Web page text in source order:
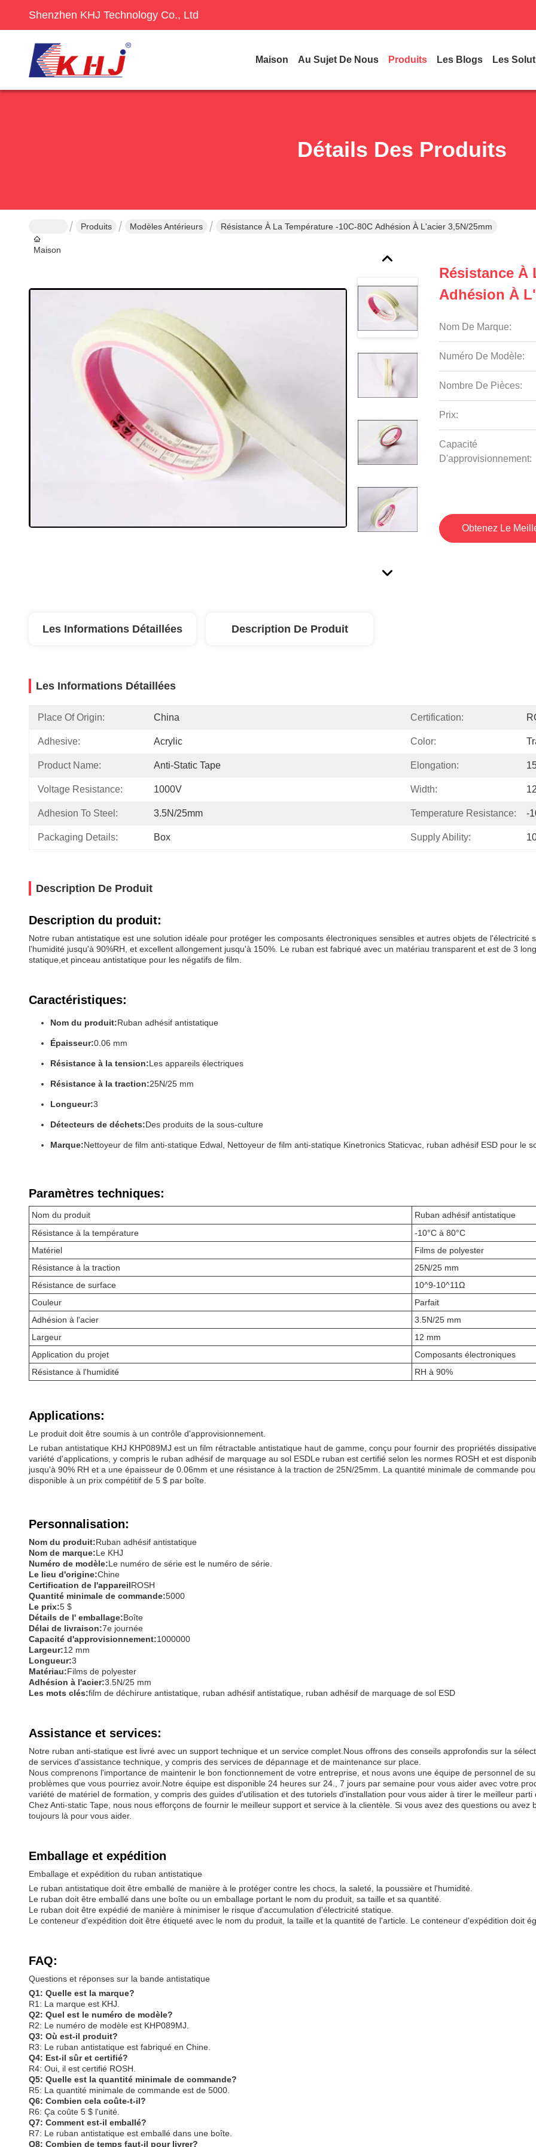
Shenzhen KHJ Technology Co., Ltd
Maison Au Sujet De Nous Produits Les Blogs Les
Détails Des Produits
Maison
Produits Modèles Antérieurs Résistance À La Température -10C-80C Adhésion À L'acier 3,5N/25mm
Résistance À
Adhésion À
Nom De Marque:
Numéro De Modèle:
Nombre De Pièces:
Prix:
Capacité
D'approvisionnement:
Obtenez Le
Les Informations Détaillées Description De Produit
Les Informations Détaillées
Place Of Origin: China Certification:
Adhesive: Acrylic Color:
Product Name: Anti-Static Tape Elongation:
Voltage Resistance: 1000V Width:
Adhesion To Steel: 3.5N/25mm Temperature Resistance: -
Packaging Details: Box Supply Ability:
Description De Produit
Description du produit:
Notre ruban antistatique est une solution idéale pour protéger les composants électroniques sensibles et autres objets de l'électricité
l'humidité jusqu'à 90%RH, et excellent allongement jusqu'à 150%. Le ruban est fabriqué avec un matériau transparent et est de 3
statique,et pinceau antistatique pour les négatifs de film.
Caractéristiques:
Nom du produit:Ruban adhésif antistatique
Épaisseur:0.06 mm
Résistance à la tension:Les appareils électriques
Résistance à la traction:25N/25 mm
Longueur:3
Détecteurs de déchets:Des produits de la sous-culture
Marque:Nettoyeur de film anti-statique Edwal, Nettoyeur de film anti-statique Kinetronics Staticvac, ruban adhésif ESD pour le
Paramètres techniques:
Nom du produit
Ruban adhésif antistatique
Résistance à la température
-10°C à 80°C
Matériel
Films de polyester
Résistance à la traction
25N/25 mm
Résistance de surface
10^9-10^11Ω
Couleur
Parfait
Adhésion à l'acier
3.5N/25 mm
Largeur
12 mm
Application du projet
Composants électroniques
Résistance à l'humidité
RH à 90%
Applications:
Le produit doit être soumis à un contrôle d'approvisionnement.
Le ruban antistatique KHJ KHP089MJ est un film rétractable antistatique haut de gamme, conçu pour fournir des propriétés
variété d'applications, y compris le ruban adhésif de marquage au sol ESDLe ruban est certifié selon les normes ROSH et est
jusqu'à 90% RH et a une épaisseur de 0.06mm et une résistance à la traction de 25N/25mm. La quantité minimale de commande
disponible à un prix compétitif de 5 $ par boîte.
Personnalisation:
Nom du produit:Ruban adhésif antistatique
Nom de marque:Le KHJ
Numéro de modèle:Le numéro de série est le numéro de série.
Le lieu d'origine:Chine
Certification de l'appareilROSH
Quantité minimale de commande:5000
Le prix:5 $
Détails de l' emballage:Boîte
Délai de livraison:7e journée
Capacité d'approvisionnement:1000000
Largeur:12 mm
Longueur:3
Matériau:Films de polyester
Adhésion à l'acier:3.5N/25 mm
Les mots clés:film de déchirure antistatique, ruban adhésif antistatique, ruban adhésif de marquage de sol ESD
Assistance et services:
Notre ruban anti-statique est livré avec un support technique et un service complet.Nous offrons des conseils approfondis sur la
de services d'assistance technique, y compris des services de dépannage et de maintenance sur place.
Nous comprenons l'importance de maintenir le bon fonctionnement de votre entreprise, et nous avons une équipe de personnel de
problèmes que vous pourriez avoir.Notre équipe est disponible 24 heures sur 24., 7 jours par semaine pour vous aider avec votre
variété de matériel de formation, y compris des guides d'utilisation et des tutoriels d'installation pour vous aider à tirer le meilleur parti
Chez Anti-static Tape, nous nous efforçons de fournir le meilleur support et service à la clientèle. Si vous avez des questions ou
toujours là pour vous aider.
Emballage et expédition
Emballage et expédition du ruban antistatique
Le ruban antistatique doit être emballé de manière à le protéger contre les chocs, la saleté, la poussière et l'humidité.
Le ruban doit être emballé dans une boîte ou un emballage portant le nom du produit, sa taille et sa quantité.
Le ruban doit être expédié de manière à minimiser le risque d'accumulation d'électricité statique.
Le conteneur d'expédition doit être étiqueté avec le nom du produit, la taille et la quantité de l'article. Le conteneur d'expédition doit
FAQ:
Questions et réponses sur la bande antistatique
Q1: Quelle est la marque?
R1: La marque est KHJ.
Q2: Quel est le numéro de modèle?
R2: Le numéro de modèle est KHP089MJ.
Q3: Où est-il produit?
R3: Le ruban antistatique est fabriqué en Chine.
Q4: Est-il sûr et certifié?
R4: Oui, il est certifié ROSH.
Q5: Quelle est la quantité minimale de commande?
R5: La quantité minimale de commande est de 5000.
Q6: Combien cela coûte-t-il?
R6: Ça coûte 5 $ l'unité.
Q7: Comment est-il emballé?
R7: Le ruban antistatique est emballé dans une boîte.
Q8: Combien de temps faut-il pour livrer?